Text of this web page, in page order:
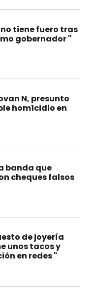
tiene fuero tras
gobernador "
N, presunto
hom1cidio en
banda que
cheques falsos
de joyería
unos tacos y
en redes "